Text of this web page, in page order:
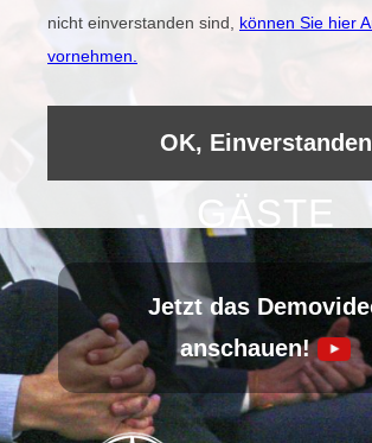
Kollegen
Unverbindlich anfragen: 0221 - 80
HIER LACHEN
GÄSTE
Jetzt das
anschauen!
nicht einverstanden sind, können Sie hier
vornehmen.
OK, Einverstanden